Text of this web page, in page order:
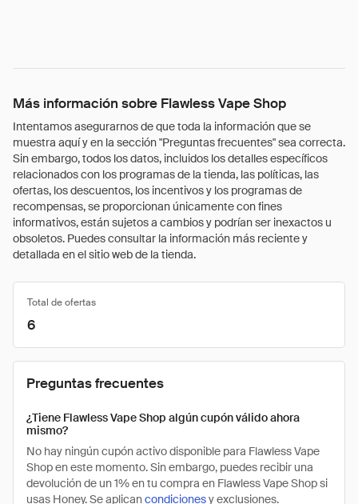
Más información sobre Flawless Vape Shop
Intentamos asegurarnos de que toda la información que se
muestra aquí y en la sección "Preguntas frecuentes" sea correcta.
Sin embargo, todos los datos, incluidos los detalles específicos
relacionados con los programas de la tienda, las políticas, las
ofertas, los descuentos, los incentivos y los programas de
recompensas, se proporcionan únicamente con fines
informativos, están sujetos a cambios y podrían ser inexactos u
obsoletos. Puedes consultar la información más reciente y
detallada en el sitio web de la tienda.
Total de ofertas
6
Preguntas frecuentes
¿Tiene Flawless Vape Shop algún cupón válido ahora
mismo?
No hay ningún cupón activo disponible para Flawless Vape
Shop en este momento. Sin embargo, puedes recibir una
devolución de un 1% en tu compra en Flawless Vape Shop si
usas Honey. Se aplicancondicionesy exclusiones.